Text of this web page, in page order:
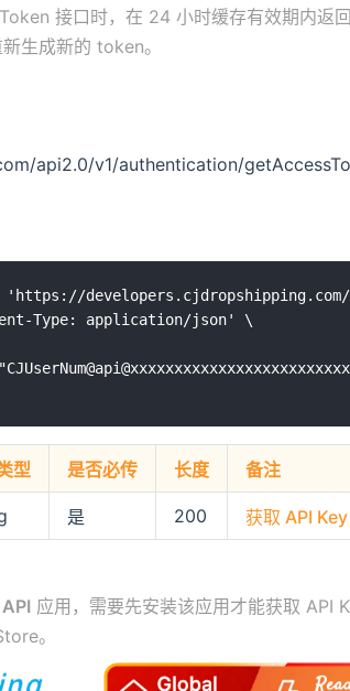
接口时，在 24 小时缓存有效期内返
生成新的 token。
api2.0/v1/authentication/
Type: application/json' \
型 是否必传 长度 备注
是 200 获取 API Key
API应用，需要先安装该应用才能获取 API
。